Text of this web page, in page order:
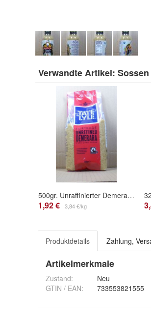
Verwandte Artikel:
500gr. Unraffinierter Demerara Zucker von Tate+Lyle, Fairtrade, VEGAN
1,92 € 3,84 €/kg
Produktdetails Zahlung,
Artikelmerkmale
Zustand:
Neu
GTIN / EAN:
733553821555